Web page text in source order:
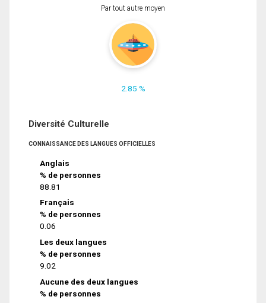
Par tout autre moyen
2.85 %
Diversité Culturelle
CONNAISSANCE DES LANGUES OFFICIELLES
Anglais
% de personnes
88.81
Français
% de personnes
0.06
Les deux langues
% de personnes
9.02
Aucune des deux langues
% de personnes